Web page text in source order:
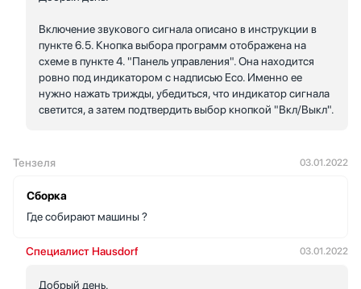
Включение звукового сигнала описано в инструкции в
пункте 6.5. Кнопка выбора программ отображена на
схеме в пункте 4. "Панель управления". Она находится
ровно под индикатором с надписью Eco. Именно ее
нужно нажать трижды, убедиться, что индикатор сигнала
светится, а затем подтвердить выбор кнопкой "Вкл/Выкл".
Тензеля 03.01.2022
Сборка
Где собирают машины ?
Специалист Hausdorf 03.01.2022
Добрый день.